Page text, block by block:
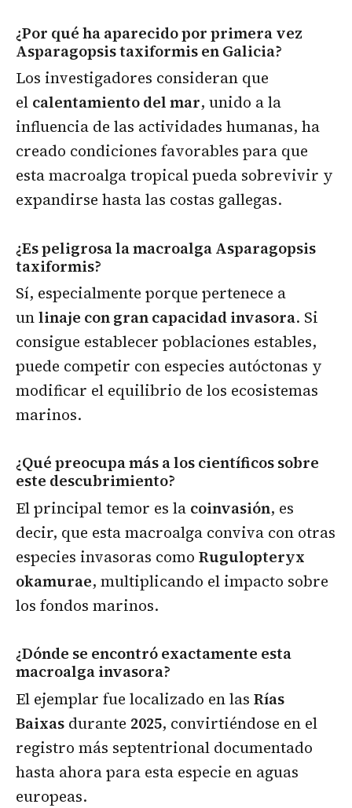
¿Por qué ha aparecido por primera vez
Asparagopsis taxiformis en Galicia?
Los investigadores consideran que
el calentamiento del mar, unido a la
influencia de las actividades humanas, ha
creado condiciones favorables para que
esta macroalga tropical pueda sobrevivir y
expandirse hasta las costas gallegas.
¿Es peligrosa la macroalga Asparagopsis
taxiformis?
Sí, especialmente porque pertenece a
unlinaje con gran capacidad invasora. Si
consigue establecer poblaciones estables,
puede competir con especies autóctonas y
modificar el equilibrio de los ecosistemas
marinos.
¿Qué preocupa más a los científicos sobre
este descubrimiento?
El principal temor es la coinvasión, es
decir, que esta macroalga conviva con otras
especies invasoras como Rugulopteryx
okamurae, multiplicando el impacto sobre
los fondos marinos.
¿Dónde se encontró exactamente esta
macroalga invasora?
El ejemplar fue localizado en las Rías
Baixas durante 2025, convirtiéndose en el
registro más septentrional documentado
hasta ahora para esta especie en aguas
europeas.